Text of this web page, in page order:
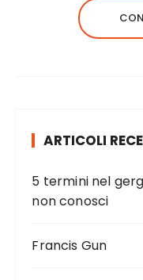
ARTICOLI
5 termini nel
non conosci
Francis Gun